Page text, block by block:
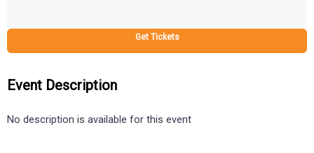
Get Tickets
Event Description
No description is available for this event